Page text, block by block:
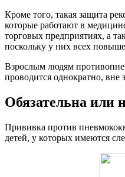
Кроме того, такая защита
которые работают в
торговых предприятиях, а
поскольку у них всех
Взрослым людям
проводится однократно, вне
Обязательна или
Прививка против
детей, у которых имеются